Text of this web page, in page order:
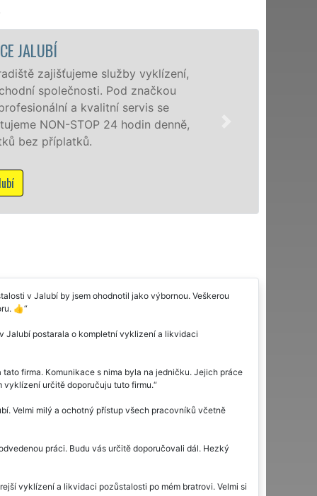
služby vyklízení,
Pod značkou
a kvalitní servis se
24 hodin denně,
v Jalubí by jsem ohodnotil jako výbornou. Veškerou
👍
Jalubí postarala o kompletní vyklizení a likvidaci
firma. Komunikace s nima byla na jedničku. Jejich práce
vyklízení určitě doporučuju tuto firmu.
Velmi milý a ochotný přístup všech pracovníků včetně
práci. Budu vás určitě doporučovali dál. Hezký
vyklízení a likvidaci pozůstalosti po mém bratrovi. Velmi si